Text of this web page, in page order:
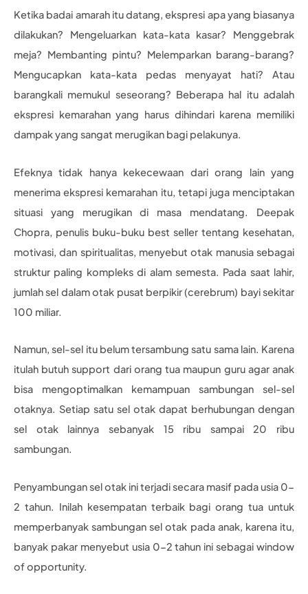
Ketika badai amarah itu datang, ekspresi apa yang biasanya
dilakukan? Mengeluarkan kata-kata kasar? Menggebrak
meja? Membanting pintu? Melemparkan barang-barang?
Mengucapkan kata-kata pedas menyayat hati? Atau
barangkali memukul seseorang? Beberapa hal itu adalah
ekspresi kemarahan yang harus dihindari karena memiliki
dampak yang sangat merugikan bagi pelakunya.
Efeknya tidak hanya kekecewaan dari orang lain yang
menerima ekspresi kemarahan itu, tetapi juga menciptakan
situasi yang merugikan di masa mendatang. Deepak
Chopra, penulis buku-buku best seller tentang kesehatan,
motivasi, dan spiritualitas, menyebut otak manusia sebagai
struktur paling kompleks di alam semesta. Pada saat lahir,
jumlah sel dalam otak pusat berpikir (cerebrum) bayi sekitar
100 miliar.
Namun, sel-sel itu belum tersambung satu sama lain. Karena
itulah butuh support dari orang tua maupun guru agar anak
bisa mengoptimalkan kemampuan sambungan sel-sel
otaknya. Setiap satu sel otak dapat berhubungan dengan
sel otak lainnya sebanyak 15 ribu sampai 20 ribu
sambungan.
Penyambungan sel otak ini terjadi secara masif pada usia 0-
2 tahun. Inilah kesempatan terbaik bagi orang tua untuk
memperbanyak sambungan sel otak pada anak, karena itu,
banyak pakar menyebut usia 0-2 tahun ini sebagai window
of opportunity.